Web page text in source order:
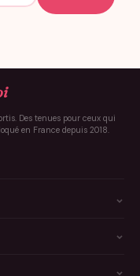
Des tenues pour ceux qui
en France depuis 2018.